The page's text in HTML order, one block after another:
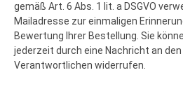
gemäß Art. 6 Abs. 1 lit. a DSGVO
Mailadresse zur einmaligen
Bewertung Ihrer Bestellung. Sie
jederzeit durch eine Nachricht an
Verantwortlichen widerrufen.